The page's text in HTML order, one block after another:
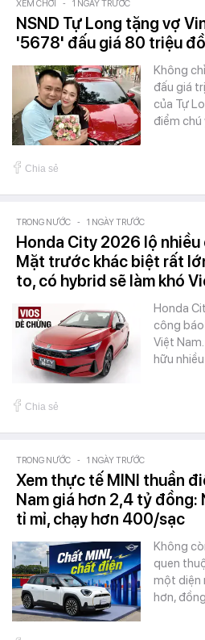
XEM CHƠI - 1 NGÀY TRƯỚC
NSND Tự Long tặng vợ
'5678' đấu giá 80 triệu
Không
đấu giá
của Tự
điểm chú
Chia sẻ
TRONG NƯỚC - 1 NGÀY TRƯỚC
Honda City 2026 lộ
Mặt trước khác biệt rất
to, có hybrid sẽ làm khó
Honda
công
Việt
hữu
Chia sẻ
TRONG NƯỚC - 1 NGÀY TRƯỚC
Xem thực tế MINI thuần
Nam giá hơn 2,4 tỷ
tỉ mỉ, chạy hơn 400/sạc
Không
quen
một diện
hơn,